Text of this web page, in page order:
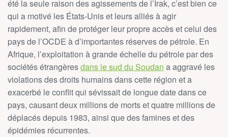
été la seule raison des agissements de l’Irak, c’est bien ce
qui a motivé les États-Unis et leurs alliés à agir
rapidement, afin de protéger leur propre accès et celui des
pays de l’OCDE à d’importantes réserves de pétrole. En
Afrique, l’exploitation à grande échelle du pétrole par des
sociétés étrangèresdans le sud du Soudan a aggravé les
violations des droits humains dans cette région et a
exacerbé le conflit qui sévissait de longue date dans ce
pays, causant deux millions de morts et quatre millions de
déplacés depuis 1983, ainsi que des famines et des
épidémies récurrentes.